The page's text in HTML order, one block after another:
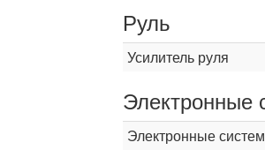
Руль
Усилитель руля
Электронные
Электронные